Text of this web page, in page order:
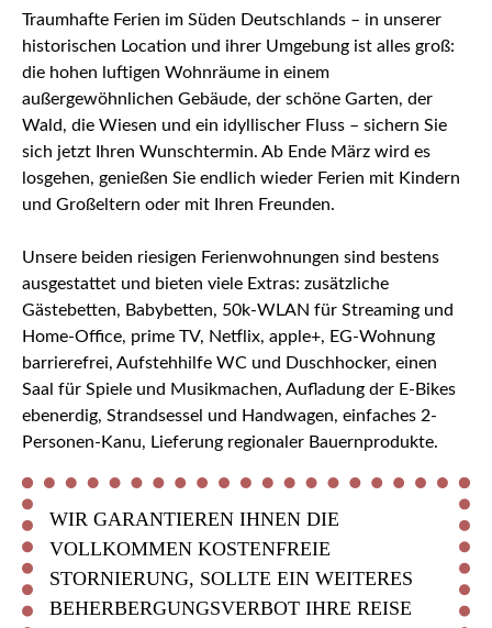
Traumhafte Ferien im Süden Deutschlands – in unserer
historischen Location und ihrer Umgebung ist alles groß:
die hohen luftigen Wohnräume in einem
außergewöhnlichen Gebäude, der schöne Garten, der
Wald, die Wiesen und ein idyllischer Fluss – sichern Sie
sich jetzt Ihren Wunschtermin. Ab Ende März wird es
losgehen, genießen Sie endlich wieder Ferien mit Kindern
und Großeltern oder mit Ihren Freunden.
Unsere beiden riesigen Ferienwohnungen sind bestens
ausgestattet und bieten viele Extras: zusätzliche
Gästebetten, Babybetten, 50k-WLAN für Streaming und
Home-Office, prime TV, Netflix, apple+, EG-Wohnung
barrierefrei, Aufstehhilfe WC und Duschhocker, einen
Saal für Spiele und Musikmachen, Aufladung der E-Bikes
ebenerdig, Strandsessel und Handwagen, einfaches 2-
Personen-Kanu, Lieferung regionaler Bauernprodukte.
WIR GARANTIEREN IHNEN DIE
VOLLKOMMEN KOSTENFREIE
STORNIERUNG, SOLLTE EIN WEITERES
BEHERBERGUNGSVERBOT IHRE REISE